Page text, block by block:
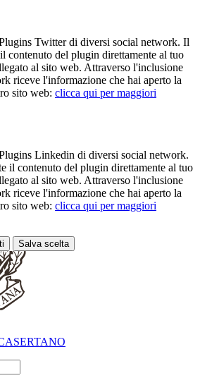
Twitter di diversi social network. Il
contenuto del plugin direttamente al tuo
al sito web. Attraverso l'inclusione
riceve l'informazione che hai aperto la
sito web: clicca qui per maggiori
Linkedin di diversi social network.
il contenuto del plugin direttamente al tuo
al sito web. Attraverso l'inclusione
riceve l'informazione che hai aperto la
sito web: clicca qui per maggiori
Salva scelta